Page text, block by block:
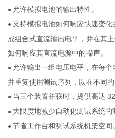
● 允许模拟电池的输出特性。
●支持模拟电池如何响应快速变
成组合式直流输出电平，并在其
如何响应其直流电源中的噪声。
● 允许输出一组电压电平，在每
并重复使用测试序列，以在不同
● 当三个装置并联时，提供高达
● 大限度地减少自动化测试系统的
●节省工作台和测试系统机架空间